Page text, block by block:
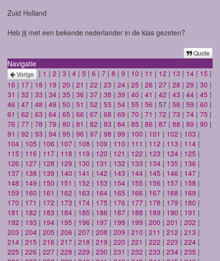
Zuid Holland
Heb jij met een bekende nederlander in de klas gezeten?
Quote
Navigatie
Vorige | 1 | 2 | 3 | 4 | 5 | 6 | 7 | 8 | 9 | 10 | 11 | 12 | 13 | 14 | 15 |
16 | 17 | 18 | 19 | 20 | 21 | 22 | 23 | 24 | 25 | 26 | 27 | 28 | 29 | 30 |
31 | 32 | 33 | 34 | 35 | 36 | 37 | 38 | 39 | 40 | 41 | 42 | 43 | 44 | 45 |
46 | 47 | 48 | 49 | 50 | 51 | 52 | 53 | 54 | 55 | 56 | 57 | 58 | 59 | 60 |
61 | 62 | 63 | 64 | 65 | 66 | 67 | 68 | 69 | 70 | 71 | 72 | 73 | 74 | 75 |
76 | 77 | 78 | 79 | 80 | 81 | 82 | 83 | 84 | 85 | 86 | 87 | 88 | 89 | 90 |
91 | 92 | 93 | 94 | 95 | 96 | 97 | 98 | 99 | 100 | 101 | 102 | 103 |
104 | 105 | 106 | 107 | 108 | 109 | 110 | 111 | 112 | 113 | 114 |
115 | 116 | 117 | 118 | 119 | 120 | 121 | 122 | 123 | 124 | 125 |
126 | 127 | 128 | 129 | 130 | 131 | 132 | 133 | 134 | 135 | 136 |
137 | 138 | 139 | 140 | 141 | 142 | 143 | 144 | 145 | 146 | 147 |
148 | 149 | 150 | 151 | 152 | 153 | 154 | 155 | 156 | 157 | 158 |
159 | 160 | 161 | 162 | 163 | 164 | 165 | 166 | 167 | 168 | 169 |
170 | 171 | 172 | 173 | 174 | 175 | 176 | 177 | 178 | 179 | 180 |
181 | 182 | 183 | 184 | 185 | 186 | 187 | 188 | 189 | 190 | 191 |
192 | 193 | 194 | 195 | 196 | 197 | 198 | 199 | 200 | 201 | 202 |
203 | 204 | 205 | 206 | 207 | 208 | 209 | 210 | 211 | 212 | 213 |
214 | 215 | 216 | 217 | 218 | 219 | 220 | 221 | 222 | 223 | 224 |
225 | 226 | 227 | 228 | 229 | 230 | 231 | 232 | 233 | 234 | 235 |